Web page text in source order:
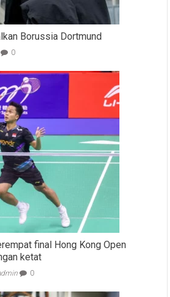
Borussia Dortmund
0
final Hong Kong Open
ketat
0